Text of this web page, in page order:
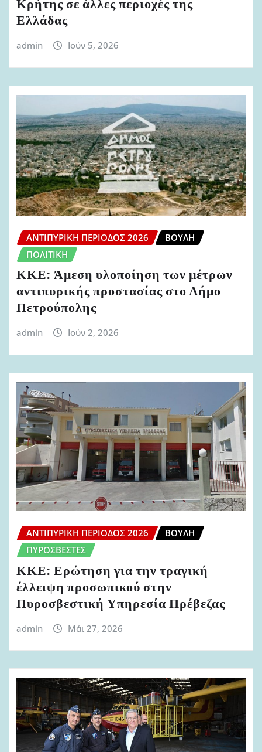
Κρήτης σε άλλες περιοχές της
Ελλάδας
admin Ιούν 5, 2026
ΑΝΤΙΠΥΡΙΚΉ ΠΕΡΊΟΔΟΣ 2026
ΒΟΥΛΉ
ΠΟΛΙΤΙΚΉ
ΚΚΕ: Άμεση υλοποίηση των μέτρων
αντιπυρικής προστασίας στο Δήμο
Πετρούπολης
admin Ιούν 2, 2026
ΑΝΤΙΠΥΡΙΚΉ ΠΕΡΊΟΔΟΣ 2026
ΒΟΥΛΉ
ΠΥΡΟΣΒΈΣΤΕΣ
ΚΚΕ: Ερώτηση για την τραγική
έλλειψη προσωπικού στην
Πυροσβεστική Υπηρεσία Πρέβεζας
admin Μάι 27, 2026